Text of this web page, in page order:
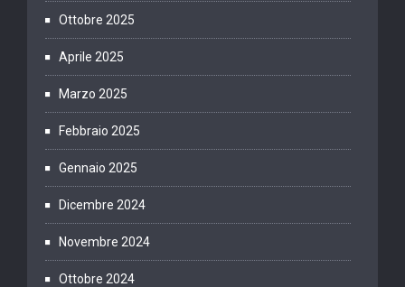
Ottobre 2025
Aprile 2025
Marzo 2025
Febbraio 2025
Gennaio 2025
Dicembre 2024
Novembre 2024
Ottobre 2024